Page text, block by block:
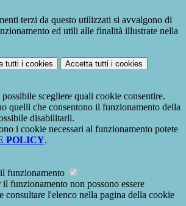
terzi da questo utilizzati si avvalgono di
ed utili alle finalità illustrate nella
tutti i cookies Accetta tutti i cookies
possibile scegliere quali cookie consentire.
quelli che consentono il funzionamento della
disabilitarli.
i cookie necessari al funzionamento potete
POLICY.
funzionamento
funzionamento non possono essere
consultare l'elenco nella pagina della cookie